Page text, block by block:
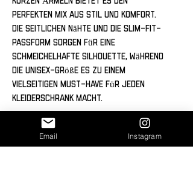
perfekten Mix aus Stil und Komfort.
Die seitlichen Nähte und die Slim-Fit-
Passform sorgen für eine
schmeichelhafte Silhouette, während
die Unisex-Größe es zu einem
vielseitigen Must-Have für jeden
Kleiderschrank macht.
Einfarbige Kleidungsstücke bestehen
aus 50% Polyester, 25% gekämmter,
Email Instagram